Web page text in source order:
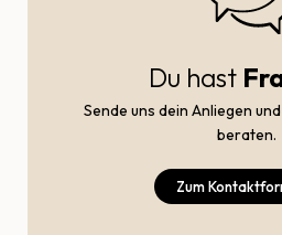
Du hast
Sende uns dein Anliegen
beraten.
Zum